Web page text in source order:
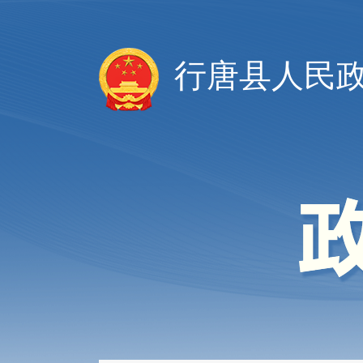
行唐县人民